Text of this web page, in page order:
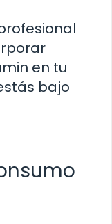
en tu
bajo